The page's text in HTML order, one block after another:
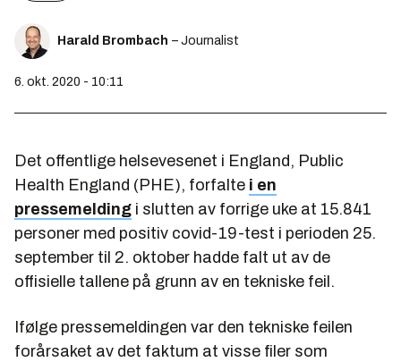
Harald Brombach – Journalist
6. okt. 2020 - 10:11
Det offentlige helsevesenet i England, Public
Health England (PHE), forfalte i en
pressemelding i slutten av forrige uke at 15.841
personer med positiv covid-19-test i perioden 25.
september til 2. oktober hadde falt ut av de
offisielle tallene på grunn av en tekniske feil.
Ifølge pressemeldingen var den tekniske feilen
forårsaket av det faktum at visse filer som